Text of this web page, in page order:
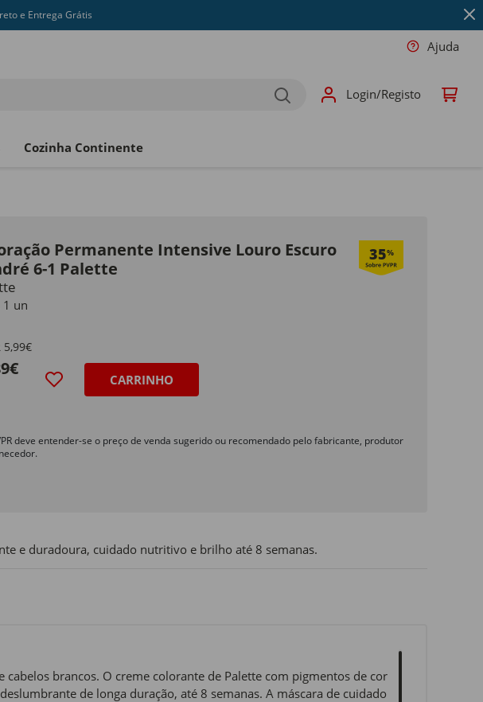
e Entrega Grátis
Ajuda
Login/Registo
Cozinha Continente
Permanente Intensive Louro Escuro
6-1 Palette
35%
1 un
5,99€
CARRINHO
deve entender-se o preço de venda sugerido ou recomendado pelo fabricante, produtor
e duradoura, cuidado nutritivo e brilho até 8 semanas.
brancos. O creme colorante de Palette com pigmentos de cor
de longa duração, até 8 semanas. A máscara de cuidado